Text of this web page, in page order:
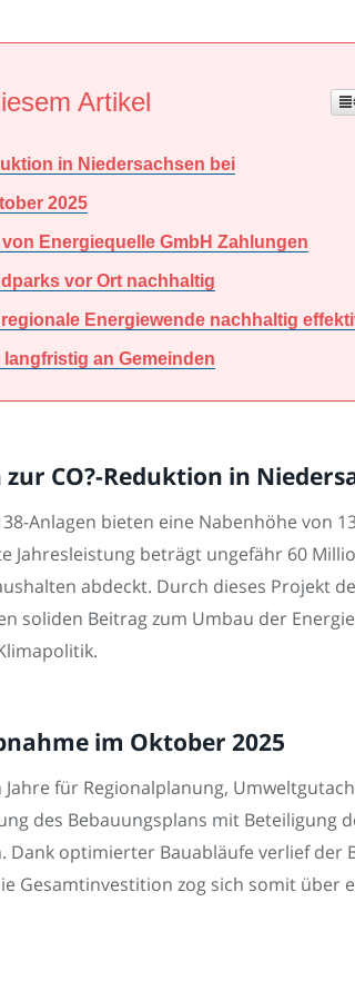
Artikel
in Niedersachsen bei
2025
Energiequelle GmbH Zahlungen
vor Ort nachhaltig
Energiewende nachhaltig
an Gemeinden
CO?-Reduktion in
Anlagen bieten eine Nabenhöhe von
Jahresleistung beträgt ungefähr 60
abdeckt. Durch dieses Projekt
soliden Beitrag zum Umbau der
im Oktober 2025
für Regionalplanung,
des Bebauungsplans mit Beteiligung
optimierter Bauabläufe verlief der
Gesamtinvestition zog sich somit über